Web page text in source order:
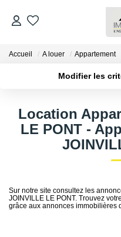
NOS
Accueil A louer Appartement
Modifier les
Sélectionnez...
Type de bien
Location
LE PONT -
Sur notre site consultez les
JOINVILLE LE PONT. Trouvez
grâce aux annonces immobilières